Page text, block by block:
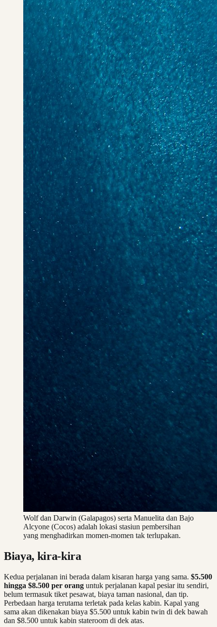
Wolf dan Darwin (Galapagos) serta Manuelita dan Bajo
Alcyone (Cocos) adalah lokasi stasiun pembersihan
yang menghadirkan momen-momen tak terlupakan.
Biaya, kira-kira
Kedua perjalanan ini berada dalam kisaran harga yang sama. $5.500
hingga $8.500 per orang untuk perjalanan kapal pesiar itu sendiri,
belum termasuk tiket pesawat, biaya taman nasional, dan tip.
Perbedaan harga terutama terletak pada kelas kabin. Kapal yang
sama akan dikenakan biaya $5.500 untuk kabin twin di dek bawah
dan $8.500 untuk kabin stateroom di dek atas.